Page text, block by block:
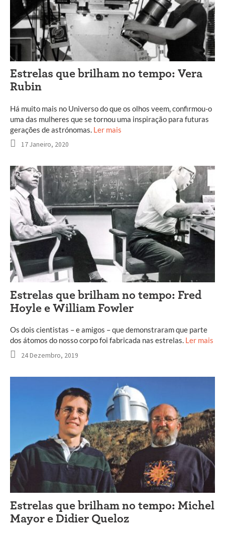
Estrelas que brilham no tempo: Vera
Rubin
Há muito mais no Universo do que os olhos veem, confirmou-o
uma das mulheres que se tornou uma inspiração para futuras
gerações de astrónomas. Ler mais
17 Janeiro, 2020
Estrelas que brilham no tempo: Fred
Hoyle e William Fowler
Os dois cientistas – e amigos – que demonstraram que parte
dos átomos do nosso corpo foi fabricada nas estrelas. Ler mais
24 Dezembro, 2019
Estrelas que brilham no tempo: Michel
Mayor e Didier Queloz